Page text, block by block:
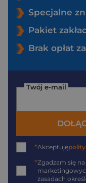
Specjalne
Pakiet
Brak opłat
Twój e-mail
*Akceptuję
*Zgadzam się
zasadach